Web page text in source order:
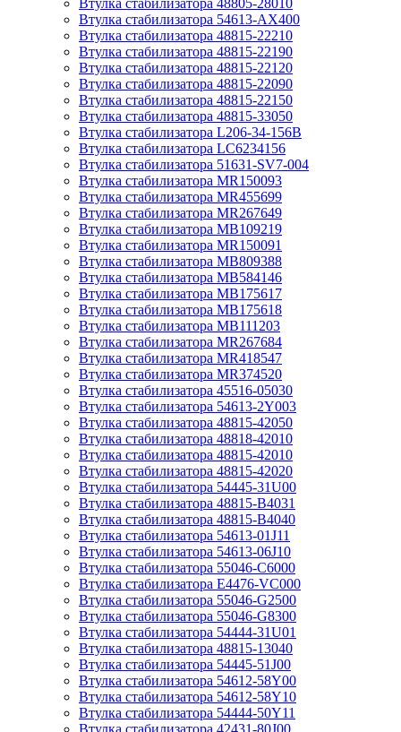
Втулка стабилизатора 48805-28010
Втулка стабилизатора 54613-AX400
Втулка стабилизатора 48815-22210
Втулка стабилизатора 48815-22190
Втулка стабилизатора 48815-22120
Втулка стабилизатора 48815-22090
Втулка стабилизатора 48815-22150
Втулка стабилизатора 48815-33050
Втулка стабилизатора L206-34-156B
Втулка стабилизатора LC6234156
Втулка стабилизатора 51631-SV7-004
Втулка стабилизатора MR150093
Втулка стабилизатора MR455699
Втулка стабилизатора MR267649
Втулка стабилизатора MB109219
Втулка стабилизатора MR150091
Втулка стабилизатора MB809388
Втулка стабилизатора MB584146
Втулка стабилизатора MB175617
Втулка стабилизатора MB175618
Втулка стабилизатора MB111203
Втулка стабилизатора MR267684
Втулка стабилизатора MR418547
Втулка стабилизатора MR374520
Втулка стабилизатора 45516-05030
Втулка стабилизатора 54613-2Y003
Втулка стабилизатора 48815-42050
Втулка стабилизатора 48818-42010
Втулка стабилизатора 48815-42010
Втулка стабилизатора 48815-42020
Втулка стабилизатора 54445-31U00
Втулка стабилизатора 48815-B4031
Втулка стабилизатора 48815-B4040
Втулка стабилизатора 54613-01J11
Втулка стабилизатора 54613-06J10
Втулка стабилизатора 55046-C6000
Втулка стабилизатора E4476-VC000
Втулка стабилизатора 55046-G2500
Втулка стабилизатора 55046-G8300
Втулка стабилизатора 54444-31U01
Втулка стабилизатора 48815-13040
Втулка стабилизатора 54445-51J00
Втулка стабилизатора 54612-58Y00
Втулка стабилизатора 54612-58Y10
Втулка стабилизатора 54444-50Y11
Втулка стабилизатора 42431-80J00